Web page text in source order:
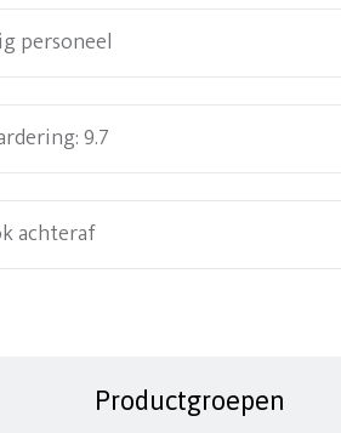
personeel
9.7
achteraf
Productgroepen